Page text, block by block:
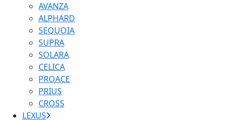
AVANZA
ALPHARD
SEQUOIA
SUPRA
SOLARA
CELICA
PROACE
PRIUS
CROSS
LEXUS